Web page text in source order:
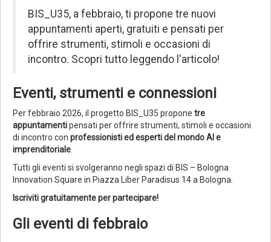
BIS_U35, a febbraio, ti propone tre nuovi
appuntamenti aperti, gratuiti e pensati per
offrire strumenti, stimoli e occasioni di
incontro. Scopri tutto leggendo l'articolo!
Eventi, strumenti e connessioni
Per febbraio 2026, il progetto BIS_U35 propone tre
appuntamentipensati per offrire strumenti, stimoli e occasioni
di incontro con professionisti ed esperti del mondo AI e
imprenditoriale
Tutti gli eventi si svolgeranno negli spazi di BIS – Bologna
Innovation Square in Piazza Liber Paradisus 14 a Bologna.
Iscriviti gratuitamente per partecipare!
Gli eventi di febbraio